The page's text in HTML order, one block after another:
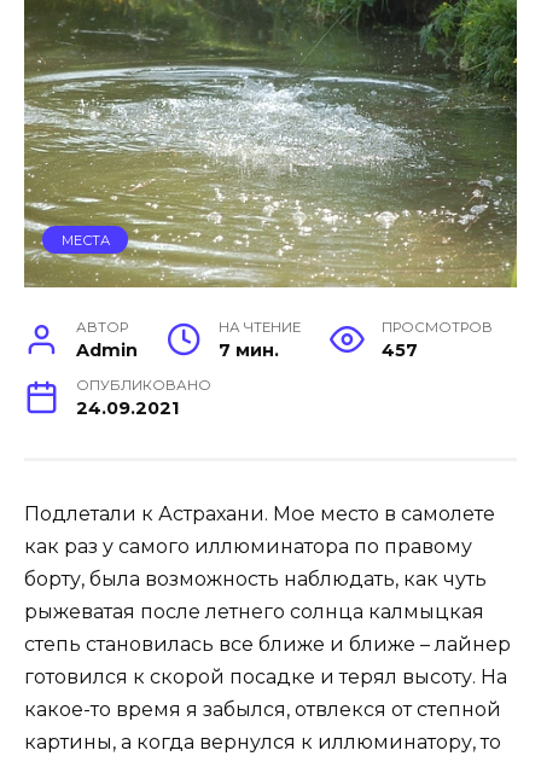
МЕСТА
АВТОР
Admin
НА ЧТЕНИЕ
7 мин.
ПРОСМОТРОВ
457
ОПУБЛИКОВАНО
24.09.2021
Подлетали к Астрахани. Мое место в самолете
как раз у самого иллюминатора по правому
борту, была возможность наблюдать, как чуть
рыжеватая после летнего солнца калмыцкая
степь становилась все ближе и ближе – лайнер
готовился к скорой посадке и терял высоту. На
какое-то время я забылся, отвлекся от степной
картины, а когда вернулся к иллюминатору, то